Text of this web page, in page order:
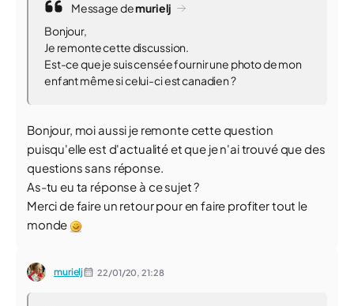
Message demurielj
Bonjour,
Je remonte cette discussion.
Est-ce que je suis censée fournir une photo de mon
enfant même si celui-ci est canadien ?
Bonjour, moi aussi je remonte cette question
puisqu'elle est d'actualité et que je n'ai trouvé que des
questions sans réponse.
As-tu eu ta réponse à ce sujet ?
Merci de faire un retour pour en faire profiter tout le
monde
murielj 22/01/20,21:28